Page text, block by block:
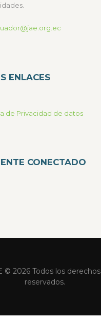
ENLACES
de Privacidad de datos
CONECTADO
© 2026 Todos los derechos
reservados.